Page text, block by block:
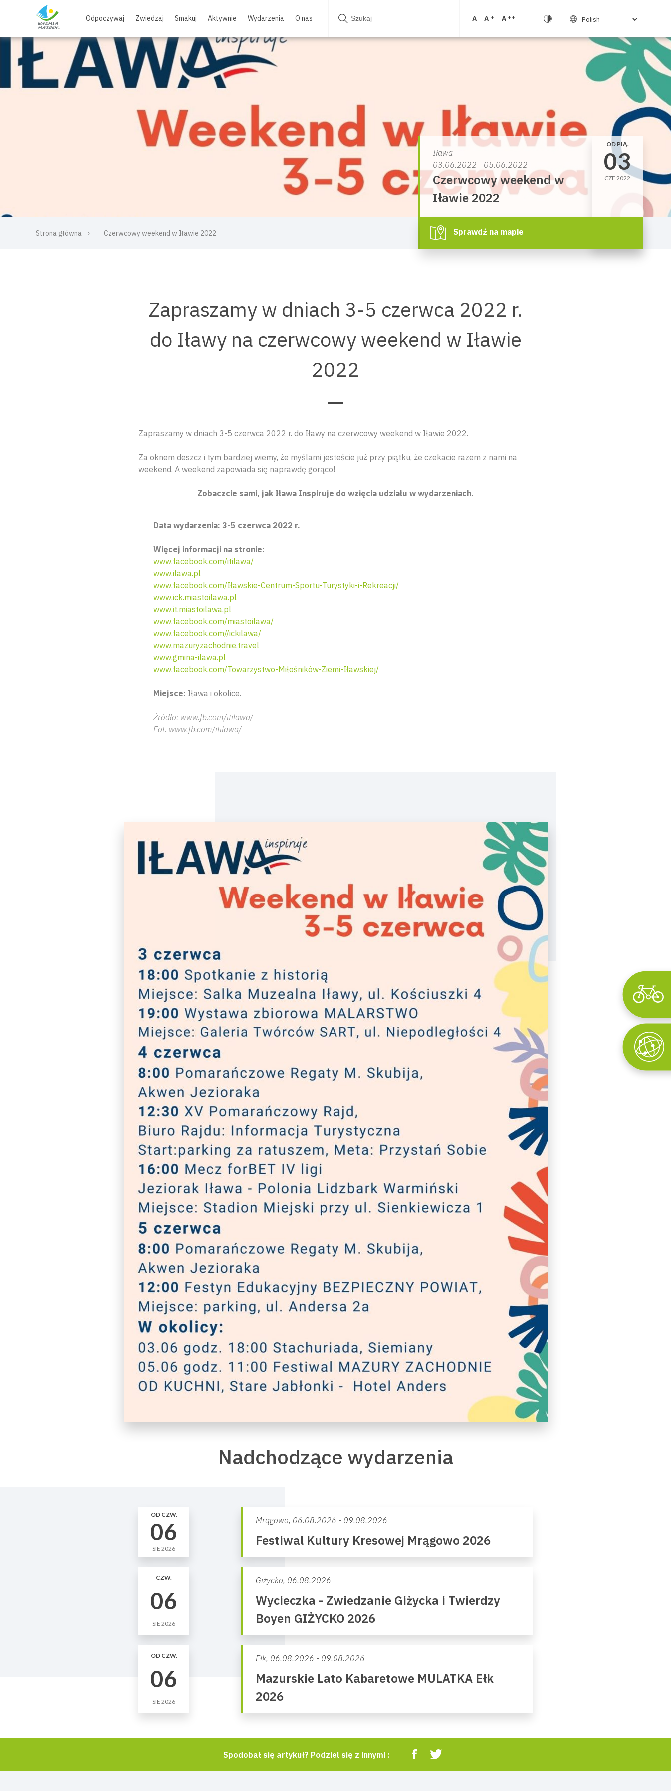
Odpoczywaj Zwiedzaj Smakuj Aktywnie Wydarzenia O nas A A + A ++
Strona główna Czerwcowy weekend w Iławie 2022
Iława
03.06.2022 - 05.06.2022
Czerwcowy weekend w
Iławie 2022
OD PIĄ.
03
CZE 2022
Sprawdź na mapie
Zapraszamy w dniach 3-5 czerwca 2022 r.
do Iławy na czerwcowy weekend w Iławie
2022
Zapraszamy w dniach 3-5 czerwca 2022 r. do Iławy na czerwcowy weekend w Iławie 2022.
Za oknem deszcz i tym bardziej wiemy, że myślami jesteście już przy piątku, że czekacie razem z nami na
weekend. A weekend zapowiada się naprawdę gorąco!
Zobaczcie sami, jak Iława Inspiruje do wzięcia udziału w wydarzeniach.
Data wydarzenia: 3-5 czerwca 2022 r.
Więcej informacji na stronie:
www.facebook.com/itilawa/
www.ilawa.pl
www.facebook.com/Iławskie-Centrum-Sportu-Turystyki-i-Rekreacji/
www.ick.miastoilawa.pl
www.it.miastoilawa.pl
www.facebook.com/miastoilawa/
www.facebook.com//ickilawa/
www.mazuryzachodnie.travel
www.gmina-ilawa.pl
www.facebook.com/Towarzystwo-Miłośników-Ziemi-Iławskiej/
Miejsce: Iława i okolice.
Źródło: www.fb.com/itilawa/
Fot. www.fb.com/itilawa/
Nadchodzące wydarzenia
OD CZW.
06
SIE 2026
Mrągowo, 06.08.2026 - 09.08.2026
Festiwal Kultury Kresowej Mrągowo 2026
CZW.
06
SIE 2026
Giżycko, 06.08.2026
Wycieczka - Zwiedzanie Giżycka i Twierdzy
Boyen GIŻYCKO 2026
OD CZW.
06
SIE 2026
Ełk, 06.08.2026 - 09.08.2026
Mazurskie Lato Kabaretowe MULATKA Ełk
2026
Spodobał się artykuł? Podziel się z innymi :
Wyszukaj